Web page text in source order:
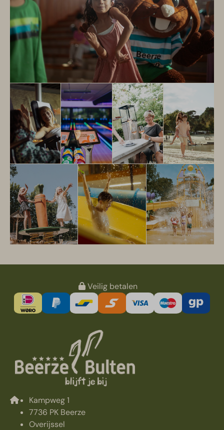
Veilig betalen
Kampweg 1
7736 PK Beerze
Overijssel